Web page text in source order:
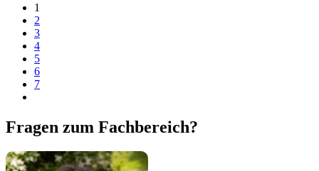
1
2
3
4
5
6
7
Fragen zum Fachbereich?